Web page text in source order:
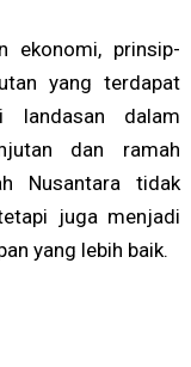
ekonomi, prinsip-
yang terdapat
landasan dalam
dan ramah
Nusantara tidak
juga menjadi
yang lebih baik.